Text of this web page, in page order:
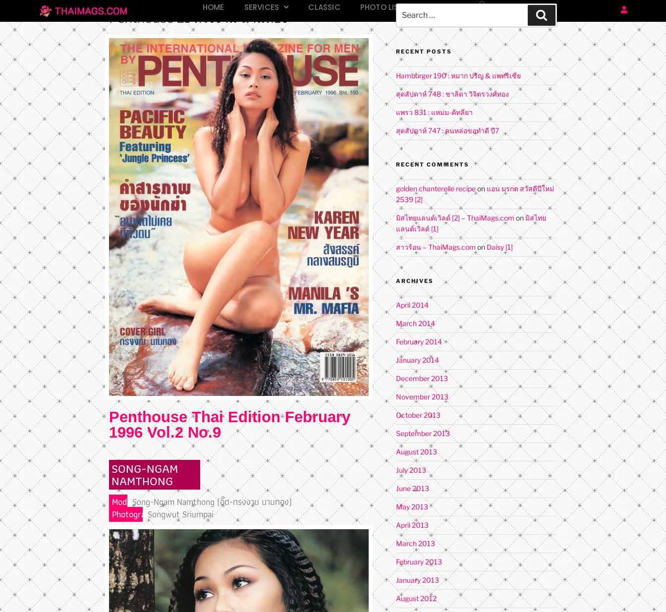
HOME SERVICES CLASSIC PHOTO LIST
ADMIN
Penthouse 21 ทรงงาม นามทอง
Penthouse Thai Edition February
1996 Vol.2 No.9
SONG-NGAM
NAMTHONG
ModelSong-Ngam Namthong (อิ๊ด-ทรงงาม นามทอง)
PhotographsSongwut Sriumpai
RECENT POSTS
Hamburger 190 : หมาก ปริญ & แพทริเซีย
สุดสัปดาห์ 748 : ชาลิดา วิจิตรวงศ์ทอง
แพรว 831 : แหม่ม-คัทลียา
สุดสัปดาห์ 747 : คนหล่อขอทำดี ปี7
RECENT COMMENTS
golden chanterelle recipeon แอน มรกต สวัสดีปีใหม่
2539 [2]
มิสไทยแลนด์เวิลด์ [2] – ThaiMags.com onมิสไทย
แลนด์เวิลด์ [1]
สาวร้อน – ThaiMags.com on Daisy [1]
ARCHIVES
April 2014
March 2014
February 2014
January 2014
December 2013
November 2013
October 2013
September 2013
August 2013
July 2013
June 2013
May 2013
April 2013
March 2013
February 2013
January 2013
August 2012